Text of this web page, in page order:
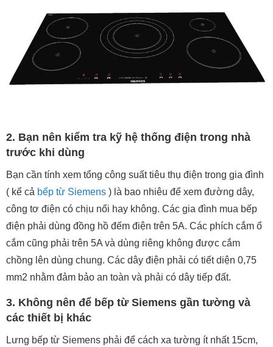
2. Bạn nên kiểm tra kỹ hệ thống điện trong nhà
trước khi dùng
Bạn cần tính xem tổng công suất tiêu thụ điện trong gia đình
( kể cả bếp từ Siemens ) là bao nhiêu để xem đường dây,
công tơ điện có chịu nổi hay không. Các gia đình mua bếp
điện phải dùng đồng hồ đếm điện trên 5A. Các phích cắm ổ
cắm cũng phải trên 5A và dùng riêng không được cắm
chồng lên dùng chung. Các dây điện phải có tiết diện 0,75
mm2 nhằm đảm bảo an toàn và phải có dây tiếp đất.
3. Không nên để bếp từ Siemens gần tường và
các thiết bị khác
Lưng bếp từ Siemens phải để cách xa tường ít nhất 15cm,